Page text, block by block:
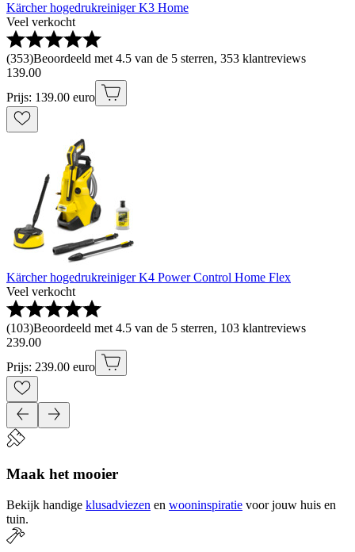
Kärcher hogedrukreiniger K3 Home
Veel verkocht
(353)Beoordeeld met 4.5 van de 5 sterren, 353 klantreviews
139.00
Prijs: 139.00 euro
Kärcher hogedrukreiniger K4 Power Control Home Flex
Veel verkocht
(103)Beoordeeld met 4.5 van de 5 sterren, 103 klantreviews
239.00
Prijs: 239.00 euro
Maak het mooier
Bekijk handige klusadviezen en wooninspiratie voor jouw huis en
tuin.